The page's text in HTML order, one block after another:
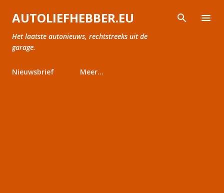
Doorgaan naar hoofdcontent
AUTOLIEFHEBBER.EU
Het laatste autonieuws, rechtstreeks uit de
garage.
Nieuwsbrief Meer…